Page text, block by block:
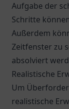
Aufgabe der
Schritte
Außerdem
Zeitfenster zu
absolviert
Realistische
Um
realistische